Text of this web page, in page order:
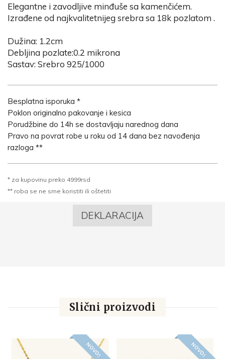
Elegantne i zavodljive minđuše sa kamenčićem.
Izrađene od najkvalitetnijeg srebra sa 18k pozlatom .
Dužina: 1.2cm
Debljina pozlate:0.2 mikrona
Sastav: Srebro 925/1000
Besplatna isporuka *
Poklon originalno pakovanje i kesica
Porudžbine do 14h se dostavljaju narednog dana
Pravo na povrat robe u roku od 14 dana bez navođenja
razloga **
* za kupovinu preko 4999rsd
** roba se ne sme koristiti ili oštetiti
DEKLARACIJA
Slični proizvodi
NOVO! NOVO!